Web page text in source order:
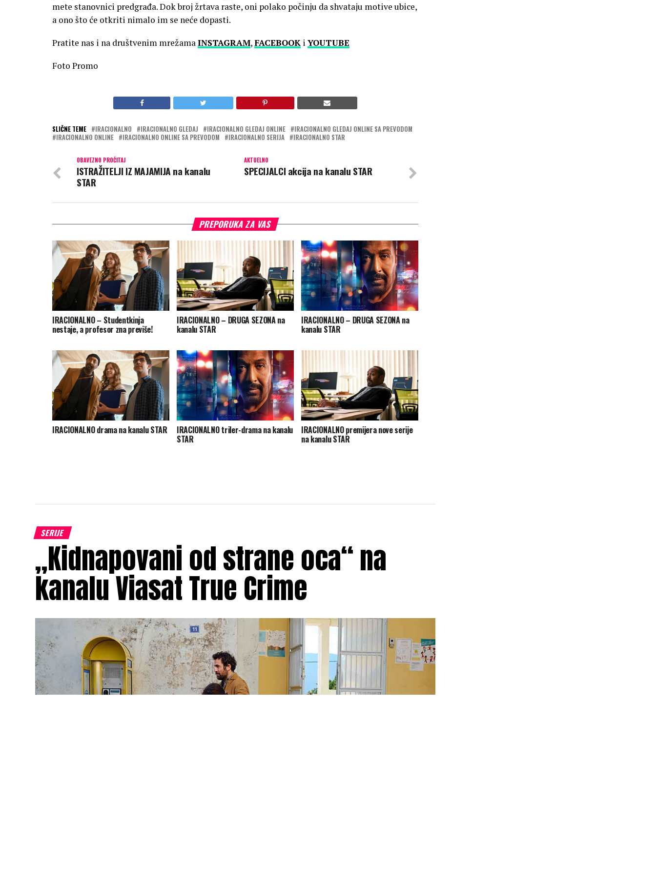
mete stanovnici predgrađa. Dok broj žrtava raste, oni polako počinju da shvataju motive ubice,
a ono što će otkriti nimalo im se neće dopasti.
Pratite nas i na društvenim mrežamaINSTAGRAM,FACEBOOK i YOUTUBE
Foto Promo
SLIČNE TEME IRACIONALNO IRACIONALNO GLEDAJ IRACIONALNO GLEDAJ ONLINE
IRACIONALNO GLEDAJ ONLINE SA PREVODOM
IRACIONALNO ONLINE
IRACIONALNO ONLINE SA PREVODOM IRACIONALNO SERIJA IRACIONALNO STAR
AKTUELNO
SPECIJALCI akcija na kanalu STAR
OBAVEZNO PROČITAJ
ISTRAŽITELJI IZ MAJAMIJA na kanalu
STAR
PREPORUKA ZA VAS
IRACIONALNO – Studentkinja
nestaje, a profesor zna previše!
IRACIONALNO – DRUGA SEZONA na
kanalu STAR
IRACIONALNO – DRUGA SEZONA na
kanalu STAR
IRACIONALNO drama na kanalu STAR IRACIONALNO triler-drama na kanalu
STAR
IRACIONALNO premijera nove serije
na kanalu STAR
SERIJE
„Kidnapovani od strane oca“ na
kanalu Viasat True Crime